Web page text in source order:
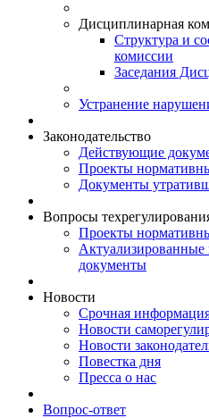
Дисциплинарная
Структура и
комиссии
Заседания
Устранение
Законодательство
Действующие
Проекты
Документы
Вопросы
Проекты
Актуализированные
документы
Новости
Срочная
Новости
Новости
Повестка дня
Пресса о нас
Вопрос-ответ